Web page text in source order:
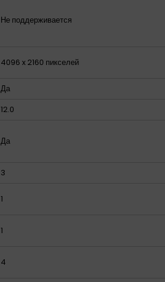
Не поддерживается
4096 x 2160 пикселей
Да
12.0
Да
3
1
1
4